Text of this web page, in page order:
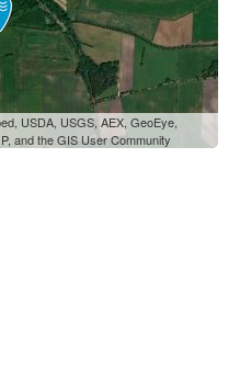
USDA, USGS, AEX, GeoEye,
and the GIS User Community